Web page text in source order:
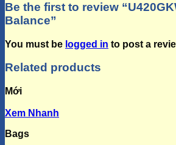
Be the first to review
Balance”
You must be logged in to post a
Related products
Mới
Xem Nhanh
Bags